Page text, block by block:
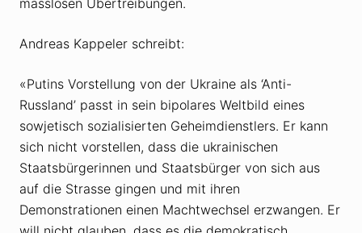
Andreas Kappeler schreibt:
«Putins Vorstellung von der Ukraine als ‘Anti-
Russland’ passt in sein bipolares Weltbild eines
sowjetisch sozialisierten Geheimdienstlers. Er kann
sich nicht vorstellen, dass die ukrainischen
Staatsbürgerinnen und Staatsbürger von sich aus
auf die Strasse gingen und mit ihren
Demonstrationen einen Machtwechsel erzwangen. Er